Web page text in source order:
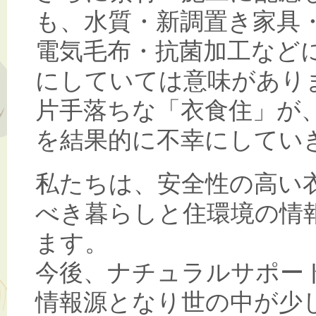
も、水質・新調置き家具
電気毛布・抗菌加工など
にしていては意味があり
片手落ちな「衣食住」が
を結果的に不幸にしてい
私たちは、安全性の高い
べき暮らしと住環境の情
ます。
今後、ナチュラルサポー
情報源となり世の中が少